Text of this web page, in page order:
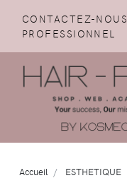
CONTACTEZ-NOUS
PROFESSIONNEL
Accueil ESTHETIQUE